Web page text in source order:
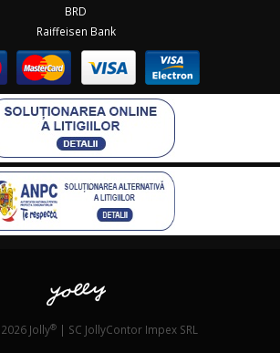
BRD
Raiffeisen Bank
Jolly® | SC JollyContor Impex SRL